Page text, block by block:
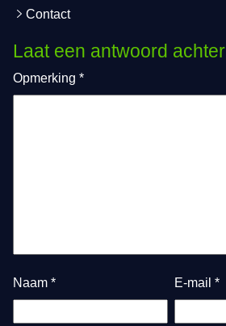
Contact
Laat een antwoord achter
Opmerking *
Naam * E-mail *